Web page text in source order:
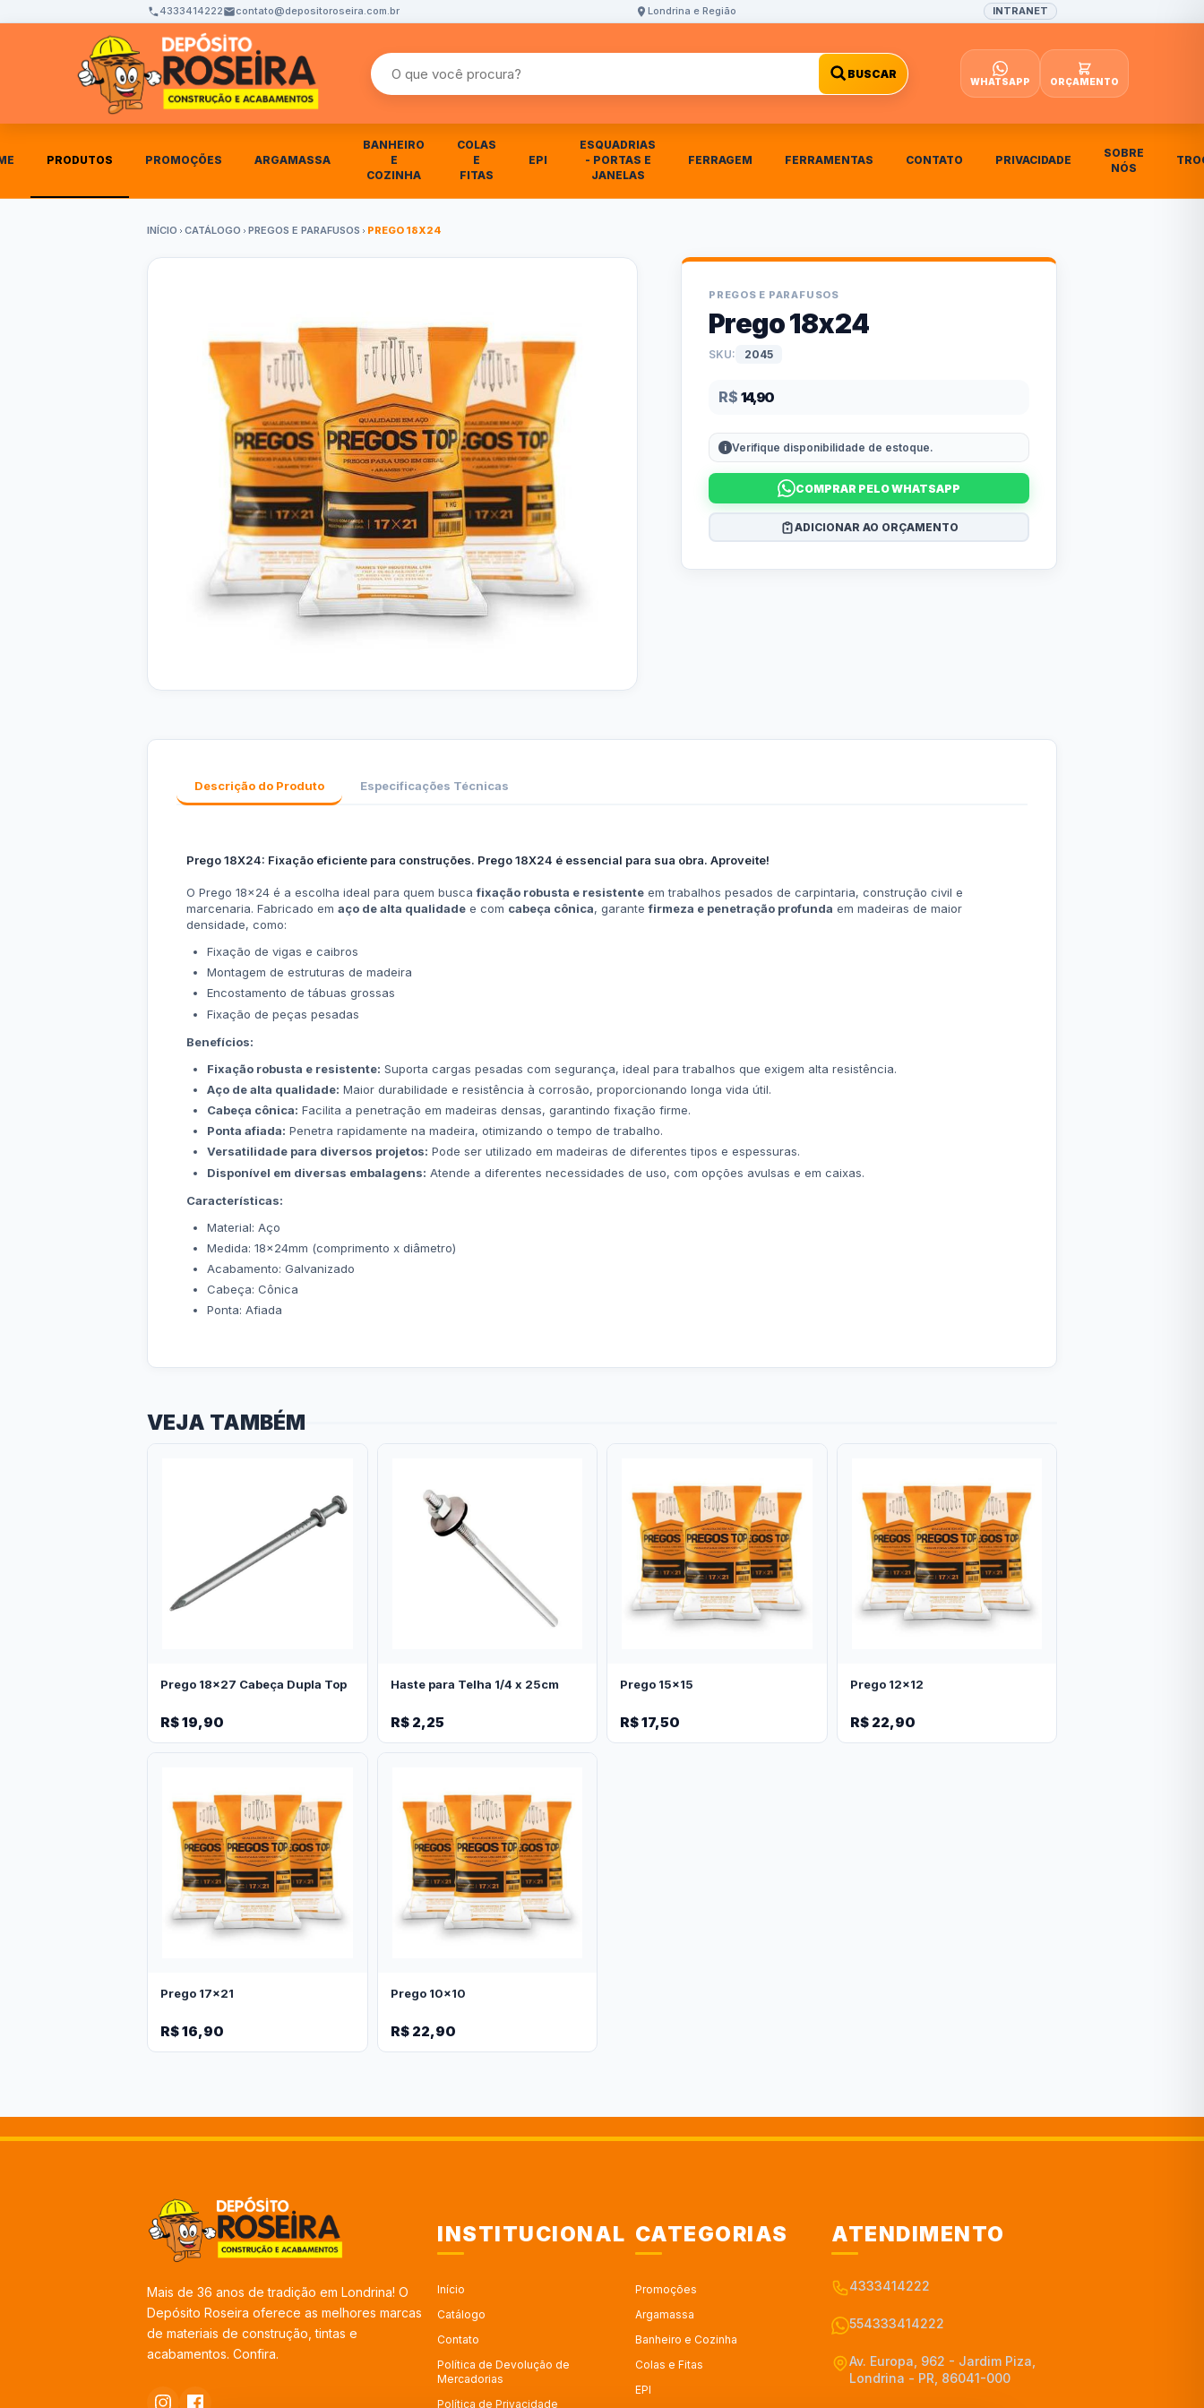
4333414222 contato@depositoroseira.com.br Londrina e Região INTRANET
Buscar produtos
BUSCAR
WHATSAPP ORÇAMENTO
PRODUTOS PROMOÇÕES ARGAMASSA
BANHEIRO
E
COZINHA
COLAS
E
FITAS
EPI
ESQUADRIAS
- PORTAS E
JANELAS
FERRAGEM FERRAMENTAS CONTATO PRIVACIDADE
SOBRE
NÓS
INÍCIO CATÁLOGO PREGOS E PARAFUSOS PREGO 18X24
PREGOS E PARAFUSOS
Prego 18x24
SKU: 2045
R$ 14,90
Verifique disponibilidade de estoque.
COMPRAR PELO WHATSAPP
ADICIONAR AO ORÇAMENTO
Descrição do Produto Especificações Técnicas
Prego 18X24: Fixação eficiente para construções. Prego 18X24 é essencial para sua obra. Aproveite!
O Prego 18x24 é a escolha ideal para quem buscafixação robusta e resistente em trabalhos pesados de carpintaria, construção civil e
marcenaria. Fabricado em aço de alta qualidade e com cabeça cônica, garantefirmeza e penetração profunda em madeiras de maior
densidade, como:
Fixação de vigas e caibros
Montagem de estruturas de madeira
Encostamento de tábuas grossas
Fixação de peças pesadas
Benefícios:
Fixação robusta e resistente: Suporta cargas pesadas com segurança, ideal para trabalhos que exigem alta resistência.
Aço de alta qualidade: Maior durabilidade e resistência à corrosão, proporcionando longa vida útil.
Cabeça cônica: Facilita a penetração em madeiras densas, garantindo fixação firme.
Ponta afiada: Penetra rapidamente na madeira, otimizando o tempo de trabalho.
Versatilidade para diversos projetos: Pode ser utilizado em madeiras de diferentes tipos e espessuras.
Disponível em diversas embalagens: Atende a diferentes necessidades de uso, com opções avulsas e em caixas.
Características:
Material: Aço
Medida: 18x24mm (comprimento x diâmetro)
Acabamento: Galvanizado
Cabeça: Cônica
Ponta: Afiada
VEJA TAMBÉM
Prego 18x27 Cabeça Dupla Top
R$ 19,90
Haste para Telha 1/4 x 25cm
R$ 2,25
Prego 15x15
R$ 17,50
Prego 12x12
R$ 22,90
Prego 17x21
R$ 16,90
Prego 10x10
R$ 22,90
Mais de 36 anos de tradição em Londrina! O
Depósito Roseira oferece as melhores marcas
de materiais de construção, tintas e
acabamentos. Confira.
INSTITUCIONAL
Início
Catálogo
Contato
Política de Devolução de
Mercadorias
Política de Privacidade
CATEGORIAS
Promoções
Argamassa
Banheiro e Cozinha
Colas e Fitas
EPI
ATENDIMENTO
4333414222
554333414222
Av. Europa, 962 - Jardim Piza,
Londrina - PR, 86041-000